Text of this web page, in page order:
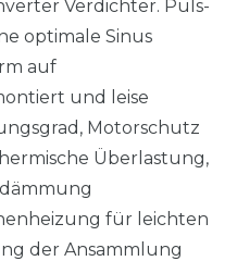
Verdichter. Puls-
optimale Sinus
auf
und leise
Motorschutz
Überlastung,
für leichten
der Ansammlung